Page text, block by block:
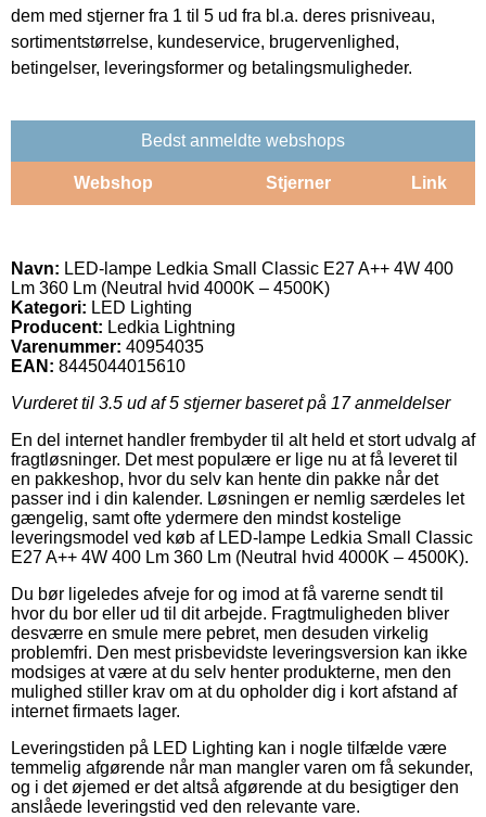
dem med stjerner fra 1 til 5 ud fra bl.a. deres prisniveau,
sortimentstørrelse, kundeservice, brugervenlighed,
betingelser, leveringsformer og betalingsmuligheder.
Bedst anmeldte webshops
Webshop Stjerner Link
Navn: LED-lampe Ledkia Small Classic E27 A++ 4W 400
Lm 360 Lm (Neutral hvid 4000K – 4500K)
Kategori: LED Lighting
Producent: Ledkia Lightning
Varenummer: 40954035
EAN: 8445044015610
Vurderet til 3.5 ud af 5 stjerner baseret på 17anmeldelser
En del internet handler frembyder til alt held et stort udvalg af
fragtløsninger. Det mest populære er lige nu at få leveret til
en pakkeshop, hvor du selv kan hente din pakke når det
passer ind i din kalender. Løsningen er nemlig særdeles let
gængelig, samt ofte ydermere den mindst kostelige
leveringsmodel ved køb af LED-lampe Ledkia Small Classic
E27 A++ 4W 400 Lm 360 Lm (Neutral hvid 4000K – 4500K).
Du bør ligeledes afveje for og imod at få varerne sendt til
hvor du bor eller ud til dit arbejde. Fragtmuligheden bliver
desværre en smule mere pebret, men desuden virkelig
problemfri. Den mest prisbevidste leveringsversion kan ikke
modsiges at være at du selv henter produkterne, men den
mulighed stiller krav om at du opholder dig i kort afstand af
internet firmaets lager.
Leveringstiden på LED Lighting kan i nogle tilfælde være
temmelig afgørende når man mangler varen om få sekunder,
og i det øjemed er det altså afgørende at du besigtiger den
anslåede leveringstid ved den relevante vare.